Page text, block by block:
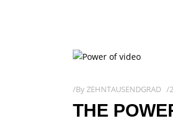
ByZEHNTAUSENDGRAD
THE